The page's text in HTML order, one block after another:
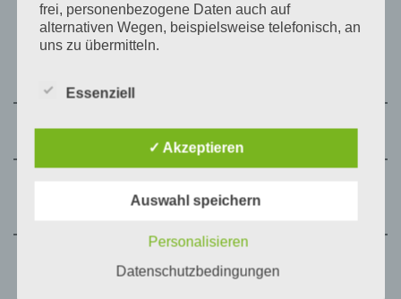
2005
Verschlusskrankheit “ an der
Medizinischen Fakultät der Martin-
2006 Fachkunde Arzt im Rettungsdienst
Leipzig Abteilung Rhythmologie
Anerkennung des Schwerpunktes
frei, personenbezogene Daten auch auf
alternativen Wegen, beispielsweise telefonisch, an
uns zu übermitteln.
Begriffsbestimmungen
Die Datenschutzerklärung beruht auf den
Begrifflichkeiten, die durch den Europäischen
Richtlinien- und Verordnungsgeber beim Erlass
verwendet wurden. Unsere Datenschutzerklärung
unsere Kunden und Geschäftspartner einfach
gewährleisten, möchten wir vorab die verwendeten
Essenziell
✓ Akzeptieren
Auswahl speichern
Personalisieren
Datenschutzbedingungen